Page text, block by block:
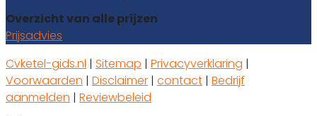
Overzicht van alle prijzen
Prijsadvies
Cvketel-gids.nl | Sitemap | Privacyverklaring |
Voorwaarden | Disclaimer | contact | Bedrijf
aanmelden | Reviewbeleid